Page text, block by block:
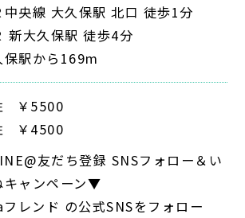
中央線 大久保駅 北口 徒歩1分
新大久保駅 徒歩4分
保駅から169m
￥5500
￥4500
友だち登録 SNSフォロー＆い
キャンペーン▼
フレンド の公式SNSをフォロー